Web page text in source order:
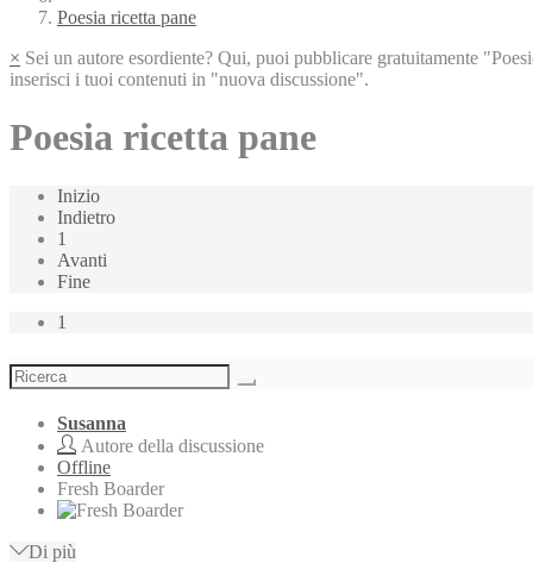
Poesia ricetta pane
× Sei un autore esordiente? Qui, puoi pubblicare gratuitamente
inserisci i tuoi contenuti in "nuova discussione".
Poesia ricetta pane
Inizio
Indietro
1
Avanti
Fine
1
Susanna
Autore della discussione
Offline
Fresh Boarder
Di più